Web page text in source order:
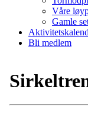
Våre
Gamle
Bli medlem